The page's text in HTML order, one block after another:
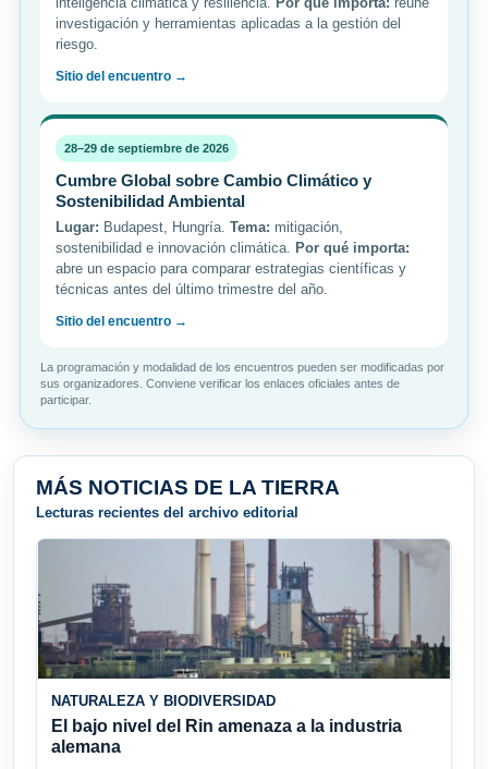
investigación y herramientas aplicadas a la gestión del
riesgo.
Sitio del encuentro →
28–29 de septiembre de 2026
Cumbre Global sobre Cambio Climático y
Sostenibilidad Ambiental
Lugar: Budapest, Hungría. Tema: mitigación,
sostenibilidad e innovación climática. Por qué importa:
abre un espacio para comparar estrategias científicas y
técnicas antes del último trimestre del año.
Sitio del encuentro →
La programación y modalidad de los encuentros pueden ser modificadas por
sus organizadores. Conviene verificar los enlaces oficiales antes de
participar.
MÁS NOTICIAS DE LA TIERRA
Lecturas recientes del archivo editorial
NATURALEZA Y BIODIVERSIDAD
El bajo nivel del Rin amenaza a la industria
alemana